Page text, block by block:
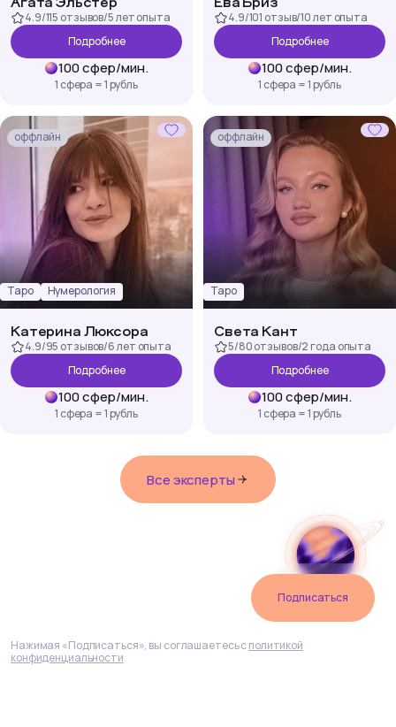
4.9/115 отзывов/5 летопыта
Подробнее
100сфер/мин.
1 сфера = 1 рубль
4.9/101 отзыв/10 лет опыта
Подробнее
100сфер/мин.
1 сфера = 1 рубль
оффлайн
Таро Нумерология
Катерина Люксора
4.9/95 отзывов/6 лет опыта
Подробнее
100сфер/мин.
1 сфера = 1 рубль
оффлайн
Таро
Света Кант
5/80 отзывов/2 года опыта
Подробнее
100сфер/мин.
1 сфера = 1 рубль
Все эксперты
Подписаться
Нажимая «Подписаться», вы соглашаетесь сполитикой
конфиденциальности